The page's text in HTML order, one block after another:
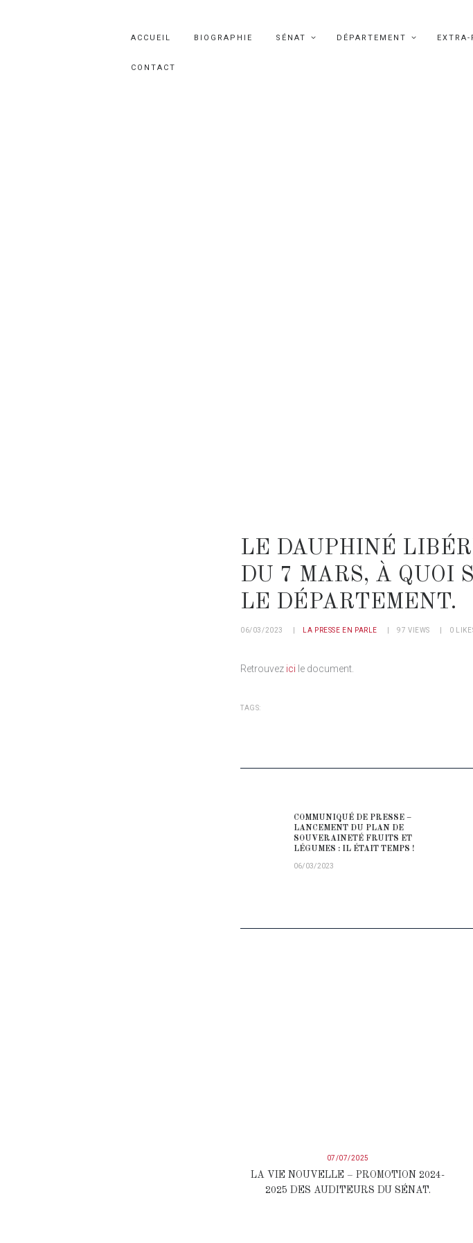
ACCUEIL BIOGRAPHIE SÉNAT DÉPARTEMENT EXTRA-
CONTACT
LE DAUPHINÉ
DU 7 MARS, À QUOI
LE DÉPARTEMENT.
06/03/2023 LA PRESSE EN PARLE 97 VIEWS 0
Retrouvez ici le document.
TAGS:
Previous post:
COMMUNIQUÉ DE PRESSE –
LANCEMENT DU PLAN DE
SOUVERAINETÉ FRUITS ET
LÉGUMES : IL ÉTAIT TEMPS !
06/03/2023
07/07/2025
LA VIE NOUVELLE – PROMOTION 2024-
2025 DES AUDITEURS DU SÉNAT.